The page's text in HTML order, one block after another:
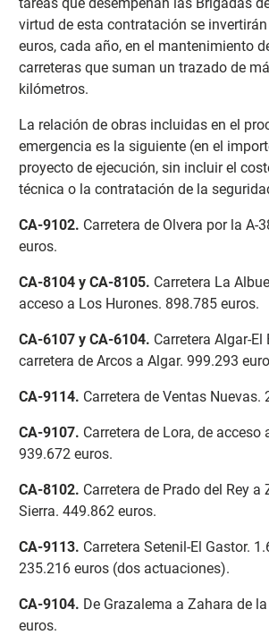
virtud de esta contratación se
euros, cada año, en el mantenimiento
carreteras que suman un trazado de
kilómetros.
La relación de obras incluidas en el
emergencia es la siguiente (en el
proyecto de ejecución, sin incluir el
técnica o la contratación de la
CA-9102. Carretera de Olvera por la A-
euros.
CA-8104 y CA-8105. Carretera La
acceso a Los Hurones. 898.785 euros.
CA-6107 y CA-6104. Carretera Algar-El
carretera de Arcos a Algar. 999.293
CA-9114. Carretera de Ventas Nuevas.
CA-9107. Carretera de Lora, de acceso
939.672 euros.
CA-8102. Carretera de Prado del Rey a
Sierra. 449.862 euros.
CA-9113. Carretera Setenil-El Gastor.
235.216 euros (dos actuaciones).
CA-9104. De Grazalema a Zahara de
euros.